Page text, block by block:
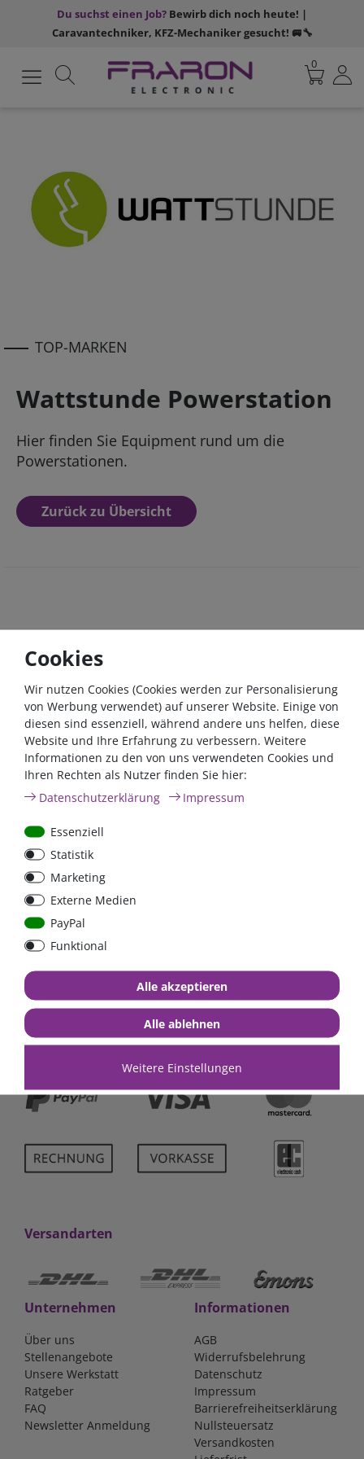
Du suchst einen Job? Bewirb dich noch heute! |
Caravantechniker, KFZ-Mechaniker gesucht! 🚐🔧
0
TOP-MARKEN
Wattstunde Powerstation
Hier finden Sie Equipment rund um die
Powerstationen.
Zurück zu Übersicht
Kontakt
FraRon electronic GmbH
63825 Schöllkrippen
Tel.+49 (0)6024 6341560
Mail kontakt@fraron.de
Unsere Öffnungszeiten:
Mo - Do: 08:00 - 12:30 Uhr und 13:30 - 18:00 Uhr
Fr: 08:00 - 12:30 Uhr und 13:30 - 17:00 Uhr
Kontaktieren Sie uns!
Vertrag widerrufen
Versandarten
Unternehmen
Über uns
Stellenangebote
Unsere Werkstatt
Ratgeber
FAQ
Newsletter Anmeldung
Informationen
AGB
Widerrufsbelehrung
Datenschutz
Impressum
Barrierefreiheitserklärung
Nullsteuersatz
Versandkosten
Cookies
Wir nutzen Cookies (Cookies werden zur Personalisierung
von Werbung verwendet) auf unserer Website. Einige von
diesen sind essenziell, während andere uns helfen, diese
Website und Ihre Erfahrung zu verbessern. Weitere
Informationen zu den von uns verwendeten Cookies und
Ihren Rechten als Nutzer finden Sie hier:
Daten­schutz­erklärung
Impressum
Essenziell
Statistik
Marketing
Externe Medien
PayPal
Funktional
Weitere Einstellungen
Alle akzeptieren
Alle ablehnen